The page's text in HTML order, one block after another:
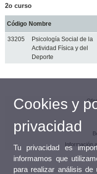
2o curso
Código Nombre
33205
Psicología Social de la
Actividad Física y del
Deporte
Información
Cookies y
privacidad
Tu privacidad es
informamos que
para realizar análisis